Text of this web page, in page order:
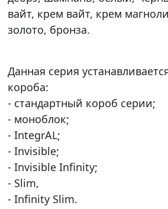
вайт, крем вайт, крем
золото, бронза.
Данная серия
короба:
- стандартный короб серии;
- моноблок;
- IntegrAL;
- Invisible;
- Invisible Infinity;
- Slim,
- Infinity Slim.